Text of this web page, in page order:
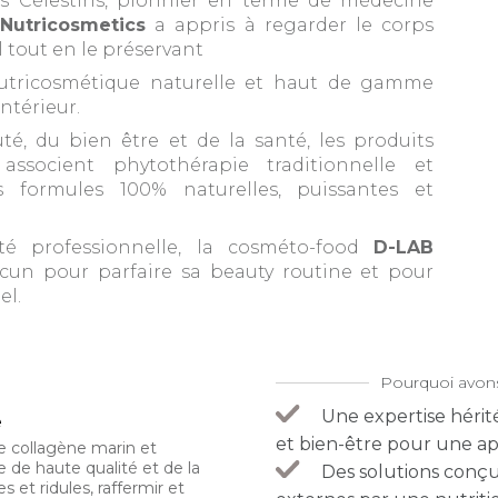
a appris à regarder le corps
en le préservant
naturelle et haut de gamme
du bien être et de la santé, les produits
phytothérapie traditionnelle et
100% naturelles, puissantes et
professionnelle, la cosméto-food D-LAB
pour parfaire sa beauty routine et pour
collagène marin et
de haute qualité et de la
et ridules, raffermir et
Pourquoi
Une expertise
et bien-être pour une
Des solutions